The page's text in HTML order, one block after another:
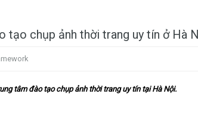
tạo chụp ảnh thời trang uy tín ở Hà
tâm đào tạo chụp ảnh thời trang uy tín tại Hà Nội.